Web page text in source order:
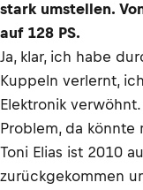
stark umstellen.
auf 128 PS.
Ja, klar, ich habe
Kuppeln verlernt,
Elektronik
Problem, da
Toni Elias ist 2010
zurückgekommen